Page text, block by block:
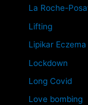
La Roche-
Lifting
Lipikar
Lockdown
Long Covid
Love bombing